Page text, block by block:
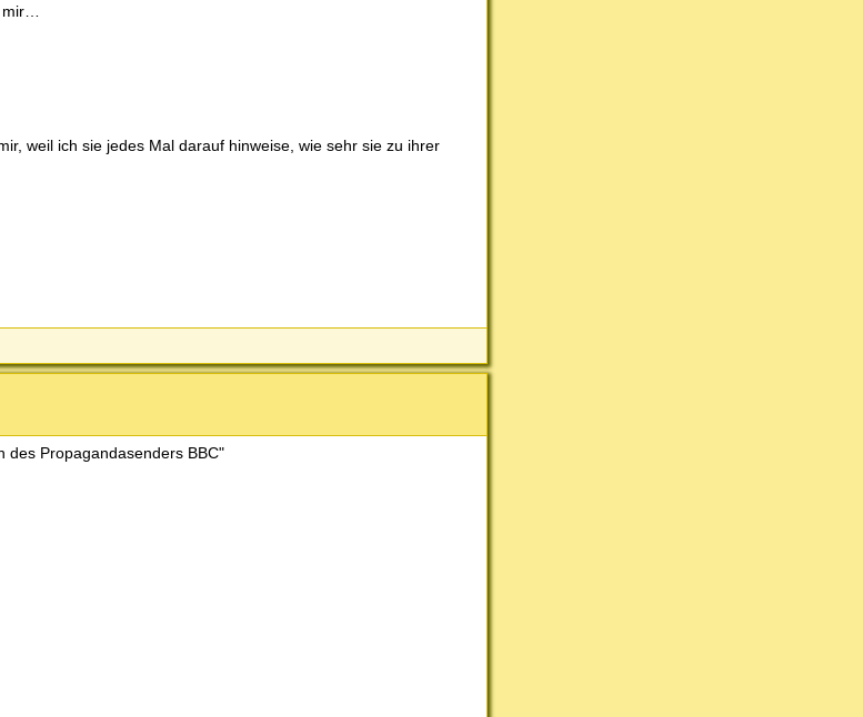
weil ich sie jedes Mal darauf hinweise, wie sehr sie zu ihrer
des Propagandasenders BBC"